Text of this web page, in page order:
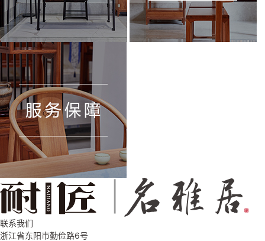
联系我们
浙江省东阳市勤俭路6号